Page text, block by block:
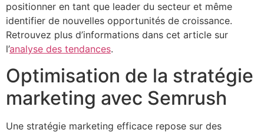
positionner en tant que leader du secteur et même
identifier de nouvelles opportunités de croissance.
Retrouvez plus d’informations dans cet article sur
l’analyse des tendances.
Optimisation de la stratégie
marketing avec Semrush
Une stratégie marketing efficace repose sur des